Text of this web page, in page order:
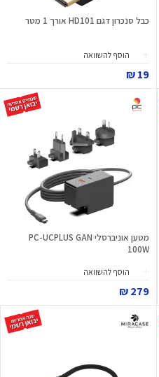
כבל סנכרון דגם HD101 אורך 1 מטר
הוסף להשוואה
19 ₪
מטען אוניברסלי PC-UCPLUS GAN
100W
הוסף להשוואה
279 ₪